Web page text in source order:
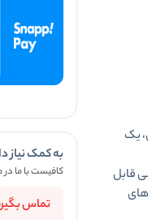
، یک
قابل
به کمک نیاز
کافیست با ما در
تماس